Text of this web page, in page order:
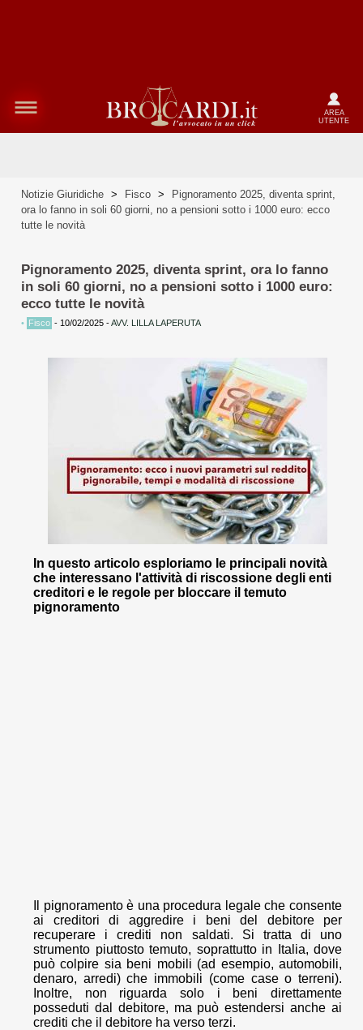
AREA
UTENTE
Notizie Giuridiche > Fisco >
Pignoramento 2025, diventa sprint,
ora lo fanno in soli 60 giorni, no a pensioni sotto i 1000 euro: ecco
tutte le novità
Pignoramento 2025, diventa sprint, ora lo fanno
in soli 60 giorni, no a pensioni sotto i 1000 euro:
ecco tutte le novità
• Fisco - 10/02/2025 -AVV. LILLA LAPERUTA
In questo articolo esploriamo le principali novità
che interessano l'attività di riscossione degli enti
creditori e le regole per bloccare il temuto
pignoramento
Il pignoramento è una procedura legale che consente
ai creditori di aggredire i beni del debitore per
recuperare i crediti non saldati. Si tratta di uno
strumento piuttosto temuto, soprattutto in Italia, dove
può colpire sia beni mobili (ad esempio, automobili,
denaro, arredi) che immobili (come case o terreni).
Inoltre, non riguarda solo i beni direttamente
posseduti dal debitore, ma può estendersi anche ai
crediti che il debitore ha verso terzi.